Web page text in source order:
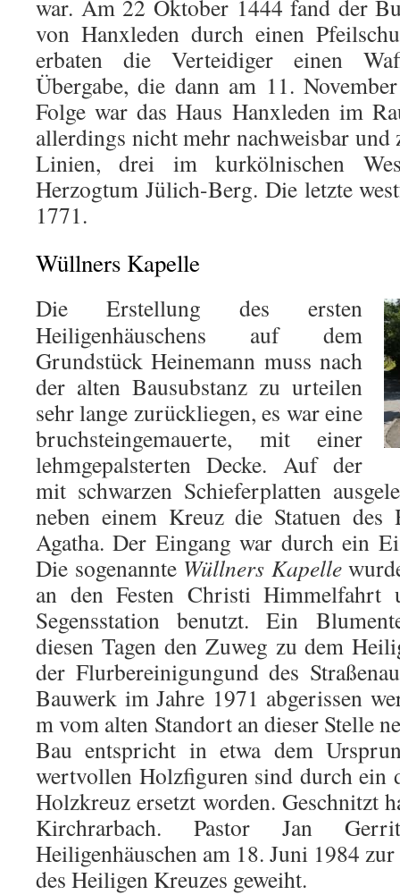
war. Am 22 Oktober 1444 fand der
von Hanxleden durch einen
erbaten die Verteidiger einen
Übergabe, die dann am 11.
Folge war das Haus Hanxleden im
allerdings nicht mehr nachweisbar
Linien, drei im kurkölnischen
Herzogtum Jülich-Berg. Die letzte
1771.
Wüllners Kapelle
Die Erstellung des ersten
Heiligenhäuschens auf dem
Grundstück Heinemann muss nach
der alten Bausubstanz zu urteilen
sehr lange zurückliegen, es war eine
bruchsteingemauerte, mit einer
lehmgepalsterten Decke. Auf der
mit schwarzen Schieferplatten
neben einem Kreuz die Statuen
Agatha. Der Eingang war durch ein
Die sogenannte Wüllners Kapelle
an den Festen Christi Himmelfahrt
Segensstation benutzt. Ein
diesen Tagen den Zuweg zu dem
der Flurbereinigungund des
Bauwerk im Jahre 1971 abgerissen
m vom alten Standort an dieser Stelle
Bau entspricht in etwa dem
wertvollen Holzfiguren sind durch ein
Holzkreuz ersetzt worden. Geschnitzt
Kirchrarbach. Pastor Jan
Heiligenhäuschen am 18. Juni 1984
des Heiligen Kreuzes geweiht.